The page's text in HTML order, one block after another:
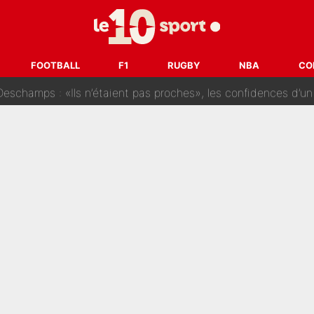
FOOTBALL F1 RUGBY NBA
ses vacances, la star du XV de France a perdu sa
dit ça...» : Kylian Mbappé raconte sa première rencontre avec
Benatia s'est battu pendant six mois pour le retenir à l'OM, le PSG a
Lucas Chevalier !» : Le débat sur le gardien du PSG